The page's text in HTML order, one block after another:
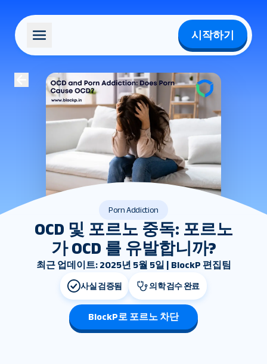
시작하기
Porn Addiction
OCD 및 포르노 중독: 포르노
가 OCD 를 유발합니까?
최근 업데이트: 2025년 5월 5일 | BlockP 편집팀
사실 검증됨 의학 검수 완료
BlockP로 포르노 차단